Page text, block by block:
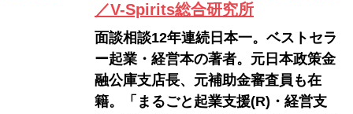
／V-Spirits総合研究所
面談相談12年連続日本一。ベストセラ
ー起業・経営本の著者。元日本政策金
融公庫支店長、元補助金審査員も在
籍。「まるごと起業支援(R)・経営支